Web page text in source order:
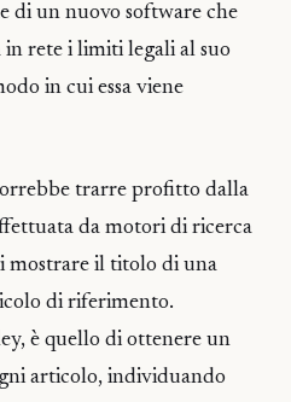
di un nuovo software che
rete i limiti legali al suo
in cui essa viene
trarre profitto dalla
da motori di ricerca
mostrare il titolo di una
di riferimento.
è quello di ottenere un
articolo, individuando